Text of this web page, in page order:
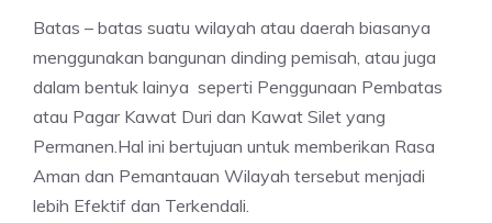
Batas – batas suatu wilayah atau daerah biasanya
menggunakan bangunan dinding pemisah, atau juga
dalam bentuk lainya seperti Penggunaan Pembatas
atau Pagar Kawat Duri dan Kawat Silet yang
Permanen.Hal ini bertujuan untuk memberikan Rasa
Aman dan Pemantauan Wilayah tersebut menjadi
lebih Efektif dan Terkendali.